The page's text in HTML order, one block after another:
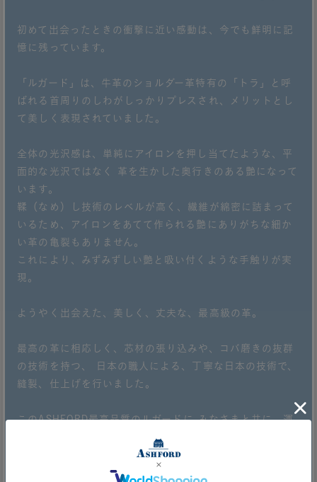
初めて出会ったときの衝撃に近い感動は、今でも鮮明に記
憶に残っています。
「ルガード」は、牛革のショルダー革特有の「トラ」と呼
ばれる首周りのしわがしっかりプレスされ、メリットとし
て美しく表現されていました。
全体の光沢感は、単純にアイロンを押し当てたような、平
面的な光沢ではなく 革を生かした奥行きのある艶になって
います。
鞣（なめ）し技術のレベルが高く、繊維が綿密に詰まって
いるため、アイロンをあてて作られる艶にありがちな細か
い革の亀裂もありません。
これにより、みずみずしい艶と吸い付くような手触りが実
現。
ようやく出会えた、美しく、丈夫な、最高級の革。
最高の革に相応しく、芯材の張り込みや、コバ磨きの抜群
の技術を持つ、 日本の職人による、丁寧な日本の技術で、
縫製、仕上げを行いました。
このASHFORD最高品質のルガードに みなさまと共に、運
命を感じた出会いを分かち合えたら幸いです。